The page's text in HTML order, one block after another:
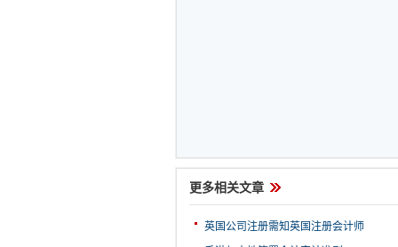
更多相关文章
英国公司注册需知英国注册会计师